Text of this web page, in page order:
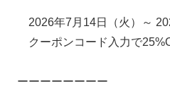
2026年7月14日（火）～
クーポンコード入力で
ーーーーーーーー